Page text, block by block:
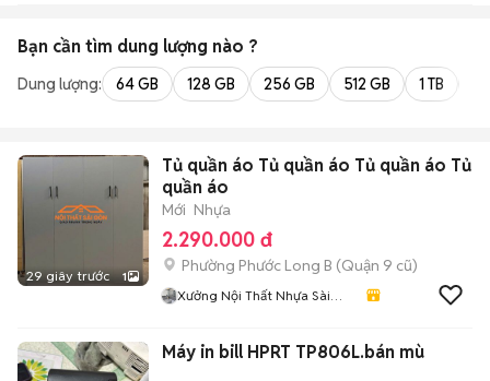
Bạn cần tìm dung lượng nào ?
Dung lượng: 64 GB 128 GB 256 GB 512 GB 1 TB
29 giây trước 1
Tủ quần áo Tủ quần áo Tủ quần áo Tủ
quần áo
Mới Nhựa
2.290.000 đ
Phường Phước Long B (Quận 9 cũ)
Xưởng Nội Thất Nhựa Sài
Máy in bill HPRT TP806L.bán mù